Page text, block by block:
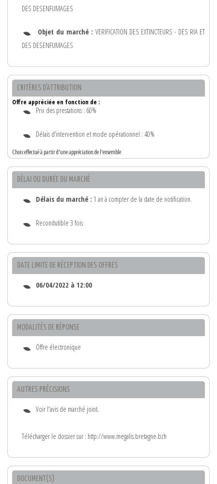
DES DESENFUMAGES
Objet du marché : VERIFICATION DES EXTINCTEURS - DES RIA ET
DES DESENFUMAGES
CRITÈRES D'ATTRIBUTION
Offre appréciée en fonction de :
Prix des prestations : 60%
Délais d’intervention et mode opérationnel : 40%
Choix effectué à partir d'une appréciation de l'ensemble
DÉLAI OU DURÉE DU MARCHÉ
Délais du marché : 1 an à compter de la date de notification.
Recondutible 3 fois
DATE LIMITE DE RÉCEPTION DES OFFRES
06/04/2022 à 12:00
MODALITÉS DE RÉPONSE
Offre électronique
AUTRES PRÉCISIONS
Voir l'avis de marché joint.
Télécharger le dossier sur : http://www.megalis.bretagne.bzh
DOCUMENT(S)